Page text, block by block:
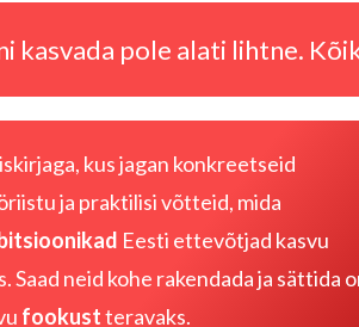
kasvada pole alati lihtne.
kus jagan konkreetseid
ja praktilisi võtteid, mida
Eesti ettevõtjad kasvu
Saad neid kohe rakendada ja sättida
fookustteravaks.